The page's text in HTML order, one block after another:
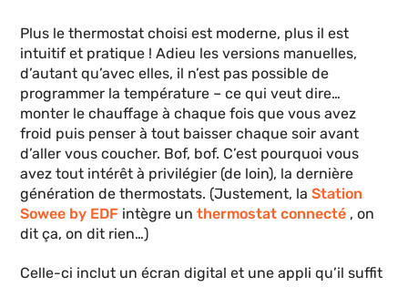
Plus le thermostat choisi est moderne, plus il est
intuitif et pratique ! Adieu les versions manuelles,
d’autant qu’avec elles, il n’est pas possible de
programmer la température – ce qui veut dire…
monter le chauffage à chaque fois que vous avez
froid puis penser à tout baisser chaque soir avant
d’aller vous coucher. Bof, bof. C’est pourquoi vous
avez tout intérêt à privilégier (de loin), la dernière
génération de thermostats. (Justement, laStation
Sowee by EDF intègre unthermostat connecté , on
dit ça, on dit rien…)
Celle-ci inclut un écran digital et une appli qu’il suffit